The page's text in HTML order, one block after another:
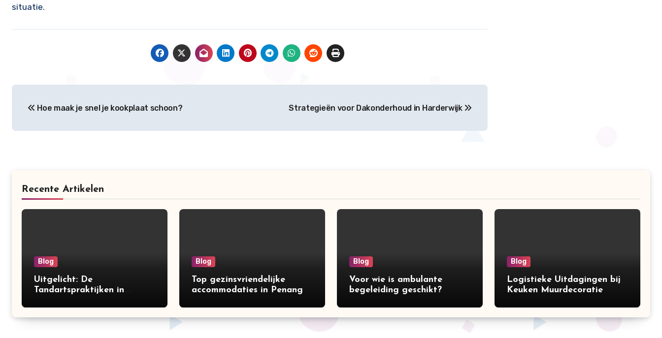
situatie.
navigation
Hoe maak je snel je kookplaat schoon? Strategieën voor Dakonderhoud in Harderwijk
Recente Artikelen
Blog
Uitgelicht: De
Tandartspraktijken in
Blog
Top gezinsvriendelijke
accommodaties in Penang
Blog
Voor wie is ambulante
begeleiding geschikt?
Blog
Logistieke Uitdagingen bij
Keuken Muurdecoratie